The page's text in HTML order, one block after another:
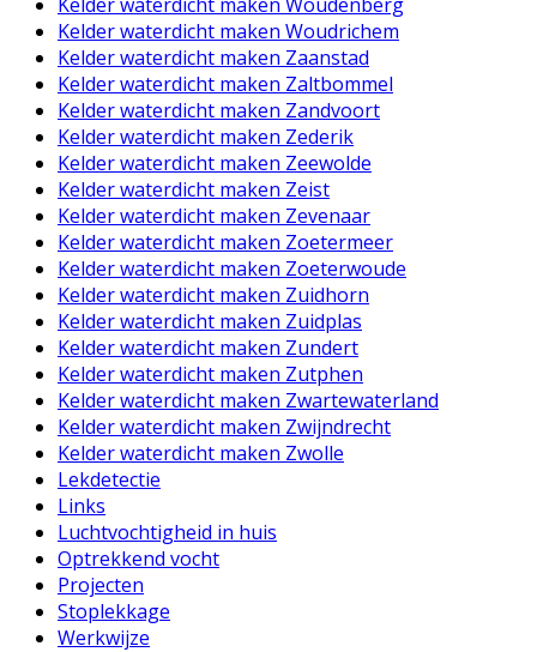
Kelder waterdicht maken Woudrichem
Kelder waterdicht maken Zaanstad
Kelder waterdicht maken Zaltbommel
Kelder waterdicht maken Zandvoort
Kelder waterdicht maken Zederik
Kelder waterdicht maken Zeewolde
Kelder waterdicht maken Zeist
Kelder waterdicht maken Zevenaar
Kelder waterdicht maken Zoetermeer
Kelder waterdicht maken Zoeterwoude
Kelder waterdicht maken Zuidhorn
Kelder waterdicht maken Zuidplas
Kelder waterdicht maken Zundert
Kelder waterdicht maken Zutphen
Kelder waterdicht maken Zwartewaterland
Kelder waterdicht maken Zwijndrecht
Kelder waterdicht maken Zwolle
Lekdetectie
Links
Luchtvochtigheid in huis
Optrekkend vocht
Projecten
Stoplekkage
Werkwijze